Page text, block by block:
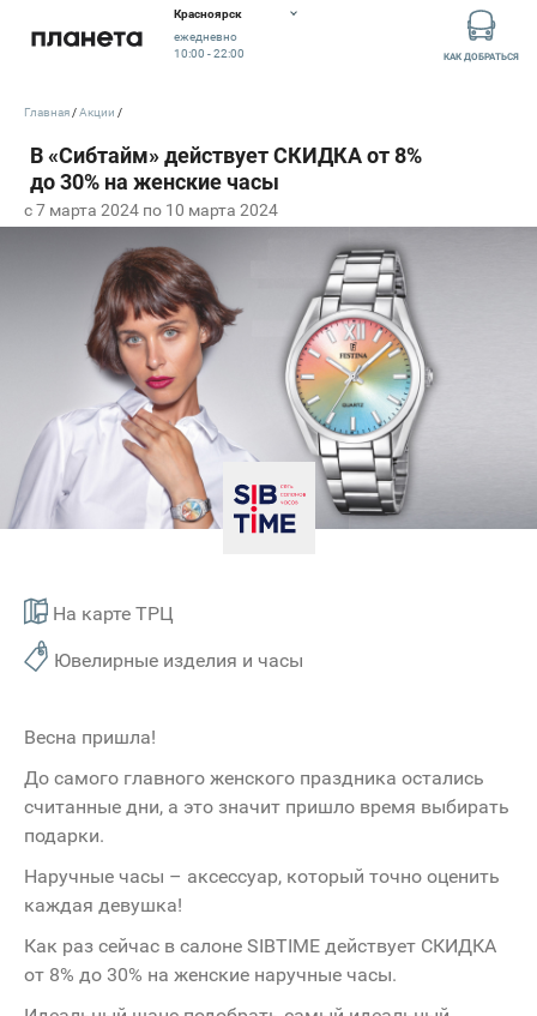
Красноярск
ежедневно
10:00 - 22:00
КАК ДОБРАТЬСЯ
c 7 марта 2024 по 10 марта 2024
На карте ТРЦ
Ювелирные изделия и часы
Главная Акции
Весна пришла!
До самого главного женского праздника остались
считанные дни, а это значит пришло время выбирать
подарки.
Наручные часы – аксессуар, который точно оценить
каждая девушка!
Как раз сейчас в салоне SIBTIME действует СКИДКА
от 8% до 30% на женские наручные часы.